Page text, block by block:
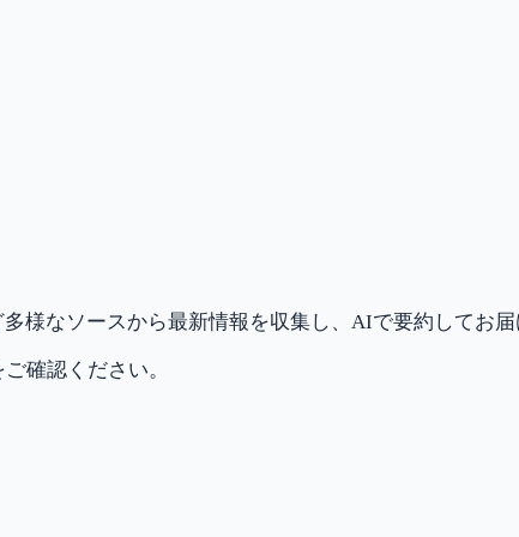
様なソースから最新情報を収集し、AIで要約してお届
確認ください。